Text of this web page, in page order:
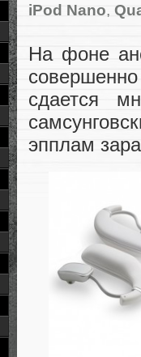
iPod Nano,
На фоне
сдается
эпплам